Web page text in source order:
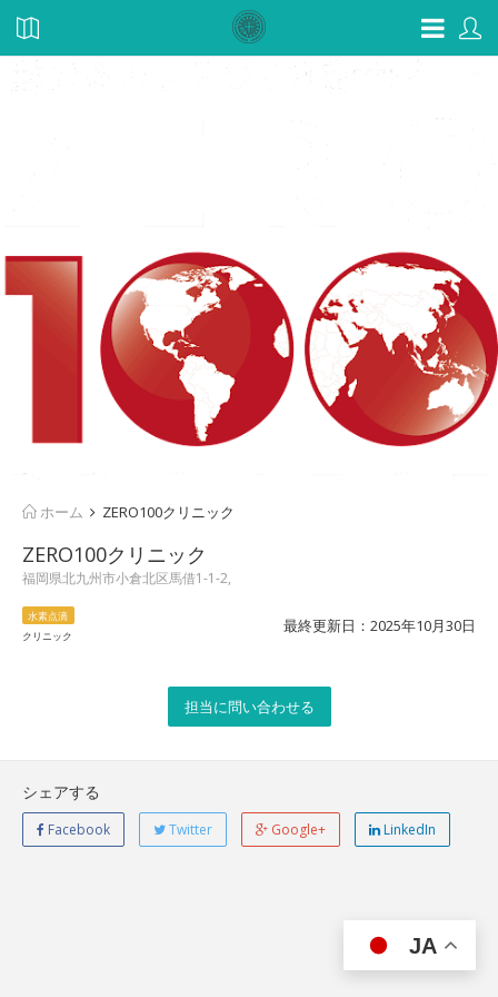
ホーム ZERO100クリニック
ZERO100クリニック
福岡県北九州市小倉北区馬借1-1-2,
水素点滴
クリニック
最終更新日：2025年10月30日
担当に問い合わせる
シェアする
Facebook Twitter Google+ LinkedIn
JA